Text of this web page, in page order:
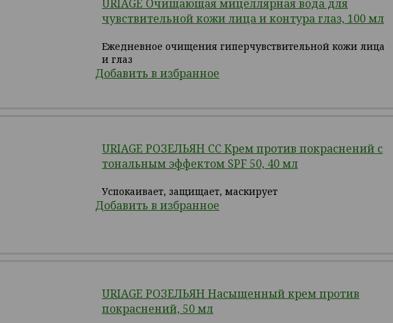
URIAGE Очищающая мицеллярная вода для
чувствительной кожи лица и контура глаз, 100 мл
Ежедневное очищения гиперчувствительной кожи лица
и глаз
Добавить в избранное
URIAGE РОЗЕЛЬЯН СС Крем против покраснений с
тональным эффектом SPF 50, 40 мл
Успокаивает, защищает, маскирует
Добавить в избранное
URIAGE РОЗЕЛЬЯН Насыщенный крем против
покраснений, 50 мл